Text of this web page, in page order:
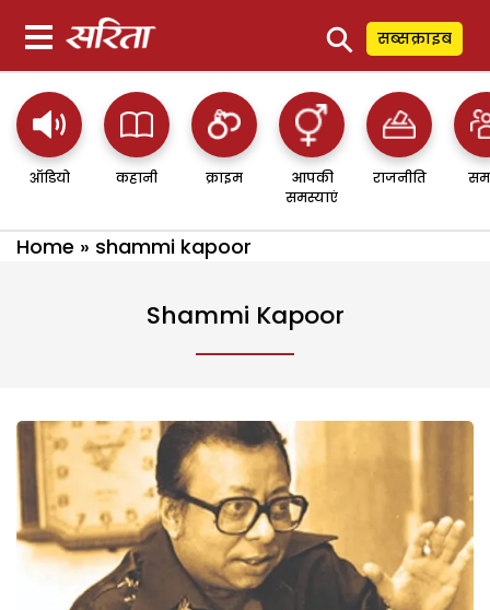
⚲ सब्सक्राइब
ऑडियो कहानी क्राइम
आपकी
समस्याएं
राजनीति
Home » shammi kapoor
Shammi Kapoor